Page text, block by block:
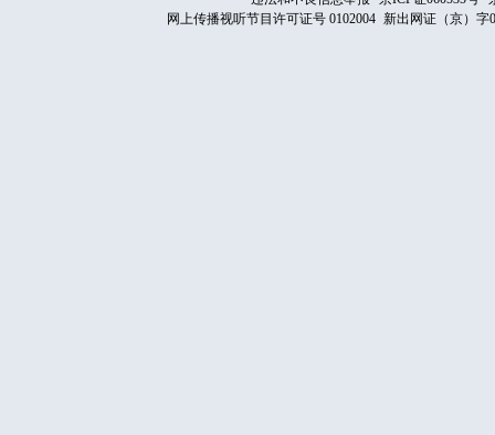
网上传播视听节目许可证号 0102004 新出网证（京）